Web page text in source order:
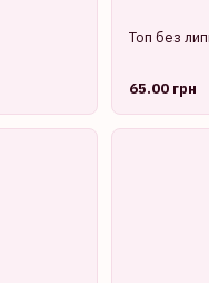
Топ без
65.00 грн